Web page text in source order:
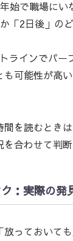
始で職場にい
「2日後」の
ラインでパー
可能性が高
間を読むとき
合わせて判断
：実際の発
っておいて